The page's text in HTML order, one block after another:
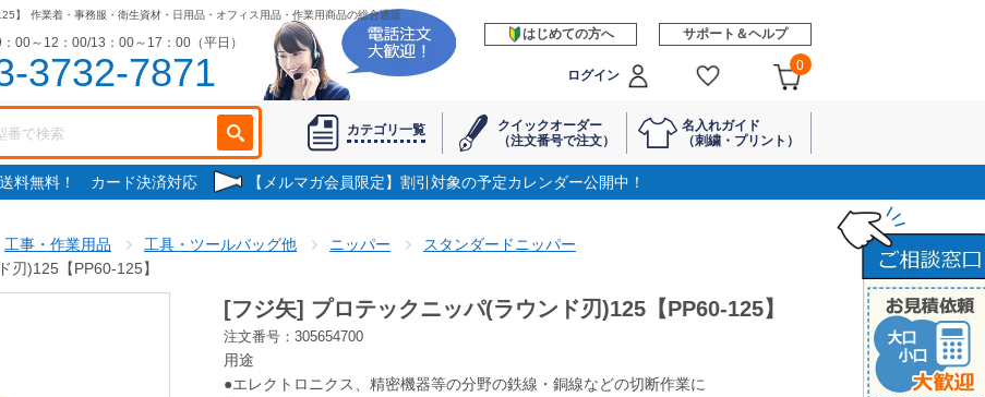
】 作業着・事務服・衛生資材・日用品・オフィス用品・作業用商品の総合通販
00～12：00/13：00～17：00（平日）
3732-7871
はじめての方へ サポート＆ヘルプ
ログイン
0
カテゴリ一覧
クイックオーダー
（注文番号で注文）
名入れガイド
（刺繍・プリント）
料無料！ カード決済対応 【メルマガ会員限定】割引対象の予定カレンダー公開中！
工事・作業用品 工具・ツールバッグ他 ニッパー
スタンダードニッパー
刃)125【PP60-125】
[フジ矢] プロテックニッパ(ラウンド刃)125【PP60-125】
注文番号：305654700
用途
●エレクトロニクス、精密機器等の分野の鉄線・銅線などの切断作業に